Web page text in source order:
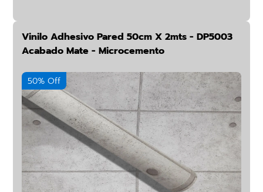
Vinilo Adhesivo Pared 50cm X 2mts - DP5003
Acabado Mate - Microcemento
50% Off